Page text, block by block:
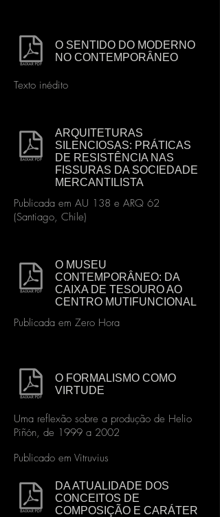
O SENTIDO DO MODERNO
NO CONTEMPORÂNEO
Texto inédito
ARQUITETURAS
SILENCIOSAS: PRÁTICAS
DE RESISTÊNCIA NAS
FISSURAS DA SOCIEDADE
MERCANTILISTA
Publicada em AU 138 e ARQ 62
(Santiago, Chile)
O MUSEU
CONTEMPORÂNEO: DA
CAIXA DE TESOURO AO
CENTRO MUTIFUNCIONAL
Publicada em Zero Hora
O FORMALISMO COMO
VIRTUDE
Uma reflexão sobre a produção de Helio
Piñón, de 1999 a 2002
Publicado em Vitruvius
DA ATUALIDADE DOS
CONCEITOS DE
COMPOSIÇÃO E CARÁTER